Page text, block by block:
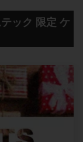
ック 限定 ケ